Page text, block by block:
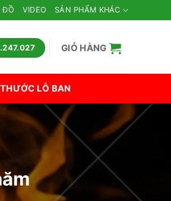
ĐỒ VIDEO SẢN PHẨM KHÁC
GIỎ HÀNG
THƯỚC LỖ BAN